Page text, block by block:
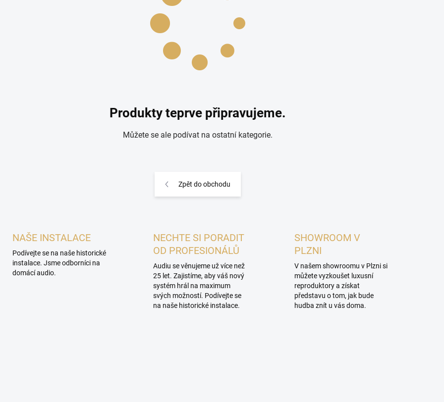
Produkty teprve připravujeme.
Můžete se ale podívat na ostatní kategorie.
Zpět do obchodu
NAŠE INSTALACE
Podívejte se na naše historické
instalace. Jsme odborníci na
domácí audio.
NECHTE SI PORADIT
OD PROFESIONÁLŮ
Audiu se věnujeme už více než
25 let. Zajistíme, aby váš nový
systém hrál na maximum
svých možností. Podívejte se
na naše historické instalace.
SHOWROOM V
PLZNI
V našem showroomu v Plzni si
můžete vyzkoušet luxusní
reproduktory a získat
představu o tom, jak bude
hudba znít u vás doma.